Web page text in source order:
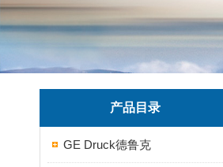
产品目录
GE Druck德鲁克